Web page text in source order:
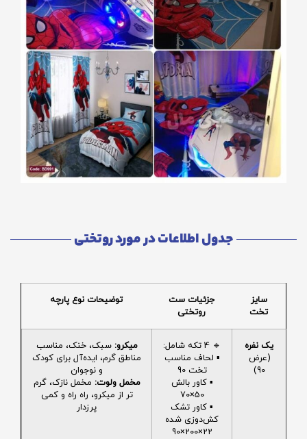
جدول اطلاعات در مورد روتختی
سایز
تخت
جزئیات ست
روتختی
توضیحات نوع پارچه
یک نفره
(عرض
90)
🔹 4 تکه شامل:
▪️ لحاف مناسب
تخت 90
▪️ کاور بالش
50×70
▪️ کاور تشک
کش‌دوزی شده
22×200×90
میکرو: سبک، خنک، مناسب
مناطق گرم، ایده‌آل برای کودک
و نوجوان
مخمل ولوت: مخمل نازک، گرم
تر از میکرو، راه راه و کمی
پرزدار